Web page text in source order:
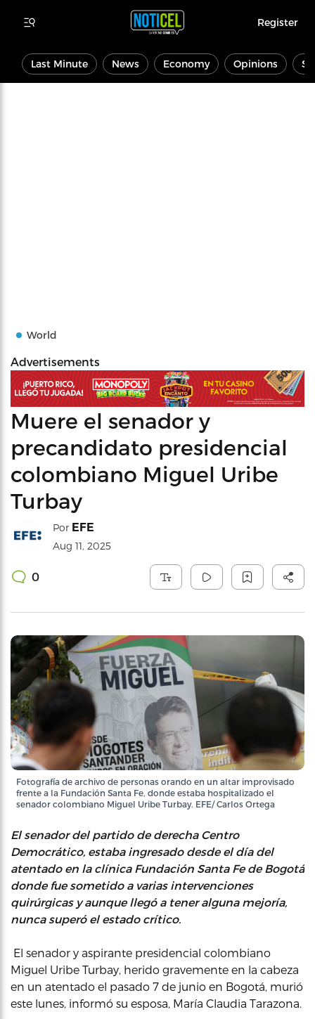
Register
Last Minute News Economy Opinions
World
Advertisements
Muere el senador y
precandidato presidencial
colombiano Miguel Uribe
Turbay
Por EFE
Aug 11, 2025
0
Fotografía de archivo de personas orando en un altar improvisado
frente a la Fundación Santa Fe, donde estaba hospitalizado el
senador colombiano Miguel Uribe Turbay. EFE/ Carlos Ortega
El senador del partido de derecha Centro
Democrático, estaba ingresado desde el día del
atentado en la clínica Fundación Santa Fe de Bogotá
donde fue sometido a varias intervenciones
quirúrgicas y aunque llegó a tener alguna mejoría,
nunca superó el estado crítico.
El senador y aspirante presidencial colombiano
Miguel Uribe Turbay, herido gravemente en la cabeza
en un atentado el pasado 7 de junio en Bogotá, murió
este lunes, informó su esposa, María Claudia Tarazona.